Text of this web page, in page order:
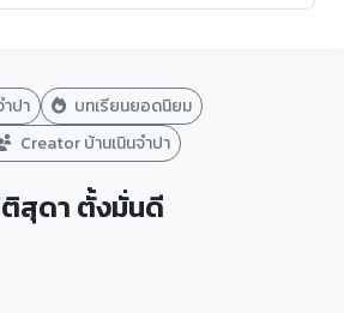
ปา
บทเรียนยอดนิยม
Creator บ้านเนินจำปา
สุดา ตั้งมั่นดี